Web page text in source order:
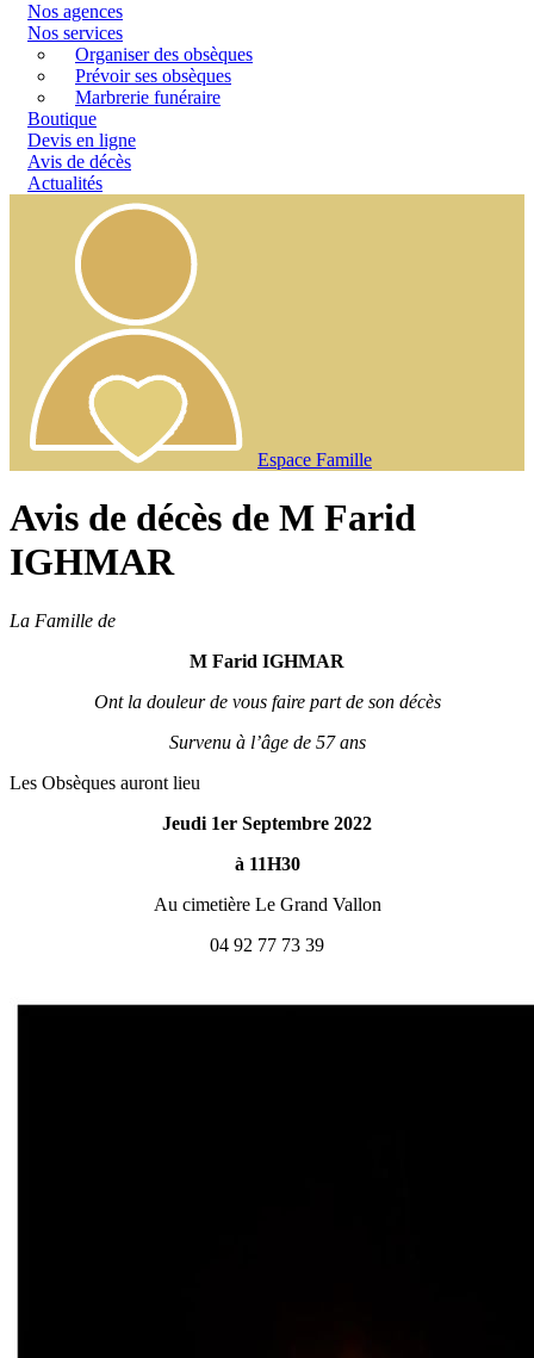
Nos agences
Nos services
Organiser des obsèques
Prévoir ses obsèques
Marbrerie funéraire
Boutique
Devis en ligne
Avis de décès
Actualités
Espace Famille
Avis de décès de M Farid
IGHMAR
La Famille de
M Farid IGHMAR
Ont la douleur de vous faire part de son décès
Survenu à l’âge de 57 ans
Les Obsèques auront lieu
Jeudi 1er Septembre 2022
à 11H30
Au cimetière Le Grand Vallon
04 92 77 73 39